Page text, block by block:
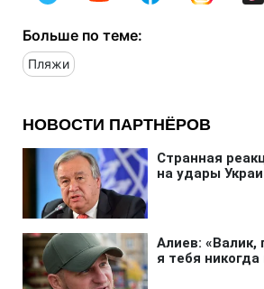
Больше по теме:
Пляжи